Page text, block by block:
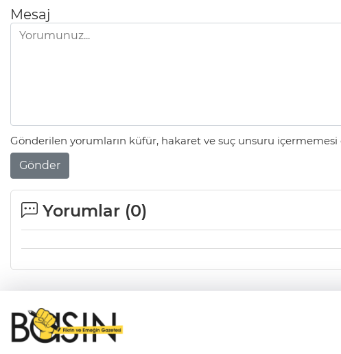
Mesaj
Gönderilen yorumların küfür, hakaret ve suç unsuru içermemesi
Gönder
Yorumlar (0)